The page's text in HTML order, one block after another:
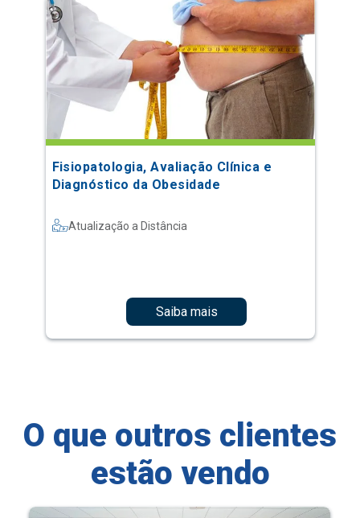
Fisiopatologia, Avaliação Clínica e
Diagnóstico da Obesidade
Atualização a Distância
Saiba mais
O que outros clientes
estão vendo